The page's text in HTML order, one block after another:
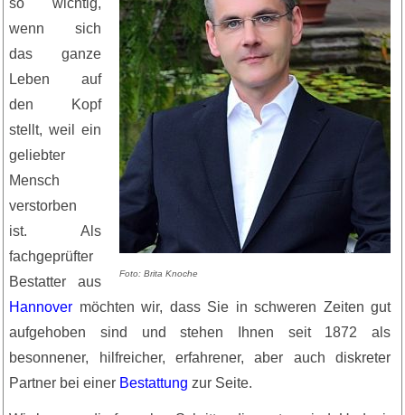
Foto: Brita Knoche
wenn sich
das ganze
Leben auf
den Kopf
stellt, weil ein
geliebter
Mensch
verstorben
ist. Als
fachgeprüfter
Bestatter aus
Hannover möchten wir, dass Sie in schweren Zeiten gut
aufgehoben sind und stehen Ihnen seit 1872 als
besonnener, hilfreicher, erfahrener, aber auch diskreter
Partner bei einer Bestattung zur Seite.